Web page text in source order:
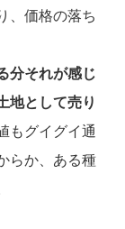
、価格の落ち
分それが感じ
地として売り
もグイグイ通
らか、ある種